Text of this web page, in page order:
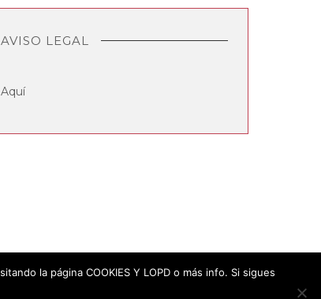
AVISO LEGAL
Aquí
la página COOKIES Y LOPD o más info. Si sigues